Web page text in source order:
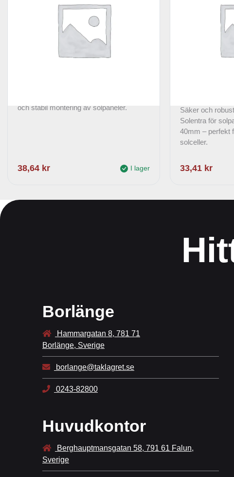
och stabil montering av solpaneler.
38,64 kr I lager
Säker och
Solentra för
40mm – perfekt
solceller.
33,41 kr
Borlänge
Hammargatan 8, 781 71
Borlänge, Sverige
borlange@taklagret.se
0243-82800
Huvudkontor
Berghauptmansgatan 58, 791 61 Falun,
Sverige